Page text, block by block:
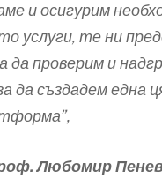
и осигурим
услуги, те ни
да проверим и
да създадем една
Любомир